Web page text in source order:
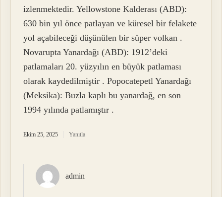
izlenmektedir. Yellowstone Kalderası (ABD):
630 bin yıl önce patlayan ve küresel bir felakete
yol açabileceği düşünülen bir süper volkan .
Novarupta Yanardağı (ABD): 1912’deki
patlamaları 20. yüzyılın en büyük patlaması
olarak kaydedilmiştir . Popocatepetl Yanardağı
(Meksika): Buzla kaplı bu yanardağ, en son
1994 yılında patlamıştır .
Ekim 25, 2025 Yanıtla
admin